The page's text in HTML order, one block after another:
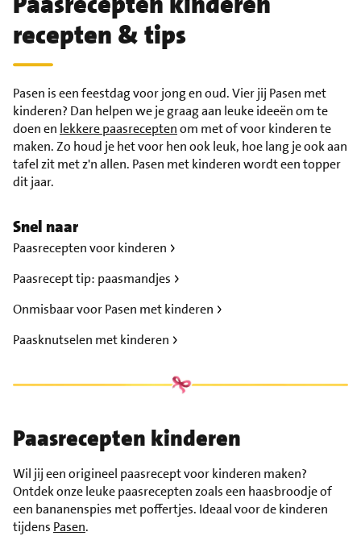
recepten & tips
Pasen is een feestdag voor jong en oud. Vier jij Pasen met
kinderen? Dan helpen we je graag aan leuke ideeën om te
doen en lekkere paasreceptenom met of voor kinderen te
maken. Zo houd je het voor hen ook leuk, hoe lang je ook aan
tafel zit met z'n allen. Pasen met kinderen wordt een topper
dit jaar.
Snel naar
Paasrecepten voor kinderen
Paasrecept tip: paasmandjes
Onmisbaar voor Pasen met kinderen
Paasknutselen met kinderen
Paasrecepten kinderen
Wil jij een origineel paasrecept voor kinderen maken?
Ontdek onze leuke paasrecepten zoals een haasbroodje of
een bananenspies met poffertjes. Ideaal voor de kinderen
tijdens Pasen.